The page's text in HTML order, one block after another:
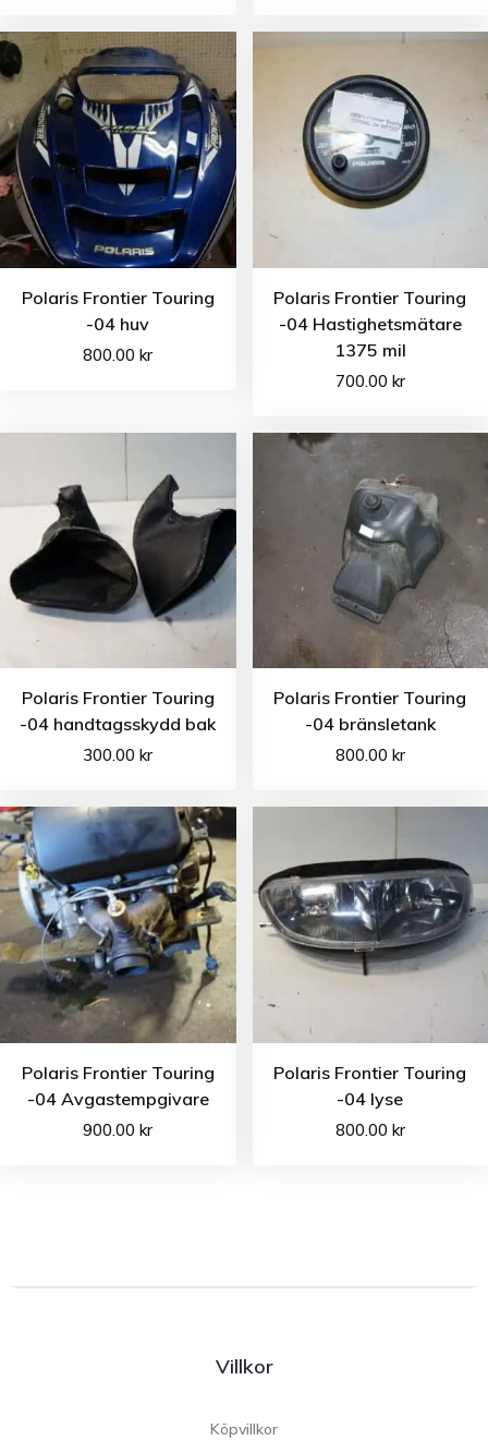
Polaris Frontier Touring
-04 huv
800.00kr
Polaris Frontier Touring
-04 Hastighetsmätare
1375 mil
700.00 kr
Polaris Frontier Touring
-04 handtagsskydd bak
300.00kr
Polaris Frontier Touring
-04 bränsletank
800.00 kr
Polaris Frontier Touring
-04 Avgastempgivare
900.00kr
Polaris Frontier Touring
-04 lyse
800.00 kr
Villkor
Köpvillkor